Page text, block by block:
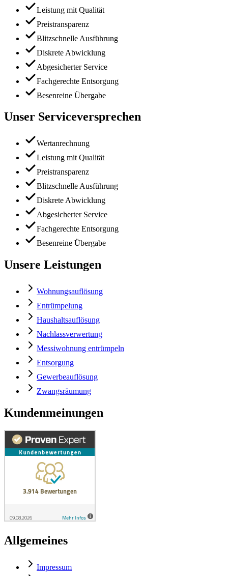
Leistung mit Qualität
Preistransparenz
Blitzschnelle Ausführung
Diskrete Abwicklung
Abgesicherter Service
Fachgerechte Entsorgung
Besenreine Übergabe
Unser Serviceversprechen
Wertanrechnung
Leistung mit Qualität
Preistransparenz
Blitzschnelle Ausführung
Diskrete Abwicklung
Abgesicherter Service
Fachgerechte Entsorgung
Besenreine Übergabe
Unsere Leistungen
Wohnungsauflösung
Entrümpelung
Haushaltsauflösung
Nachlassverwertung
Messiwohnung entrümpeln
Entsorgung
Gewerbeauflösung
Zwangsräumung
Kundenmeinungen
Allgemeines
Impressum